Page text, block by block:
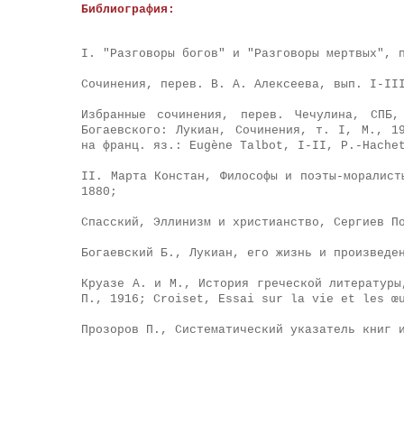
Библиография:
I. "Разговоры богов" и "Разговоры мертвых",
Сочинения, перев. В. А. Алексеева, вып. I-
Избранные сочинения, перев. Чечулина,
Богаевского: Лукиан, Сочинения, т. I, М.,
на франц. яз.: Eugène Talbot, I-II, P.-
II. Марта Констан, Философы и поэты-
1880;
Спасский, Эллинизм и христианство, Сергиев
Богаевский Б., Лукиан, его жизнь и
Круазе А. и М., История греческой
П., 1916; Croiset, Essai sur la vie et les
Прозоров П., Систематический указатель